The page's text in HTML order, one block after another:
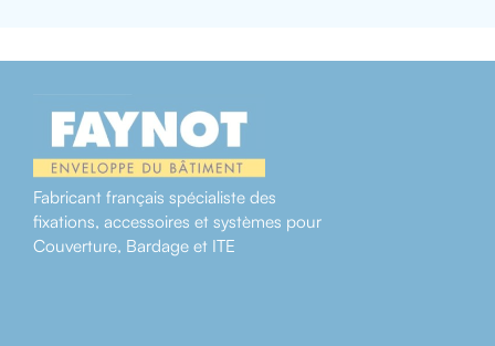
Fabricant français spécialiste des
fixations, accessoires et systèmes pour
Couverture, Bardage et ITE